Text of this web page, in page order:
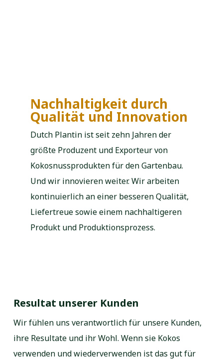
Nachhaltigkeit durch
Qualität und Innovation
Dutch Plantin ist seit zehn Jahren der
größte Produzent und Exporteur von
Kokosnussprodukten für den Gartenbau.
Und wir innovieren weiter. Wir arbeiten
kontinuierlich an einer besseren Qualität,
Liefertreue sowie einem nachhaltigeren
Produkt und Produktionsprozess.
Resultat unserer Kunden
Wir fühlen uns verantwortlich für unsere Kunden,
ihre Resultate und ihr Wohl. Wenn sie Kokos
verwenden und wiederverwenden ist das gut für